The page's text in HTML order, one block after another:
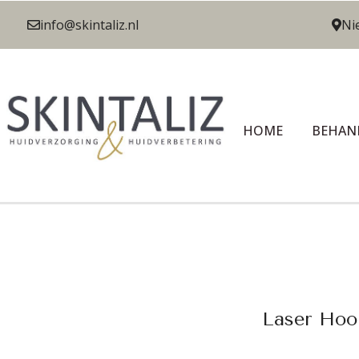
info@skintaliz.nl
HOME
Laser